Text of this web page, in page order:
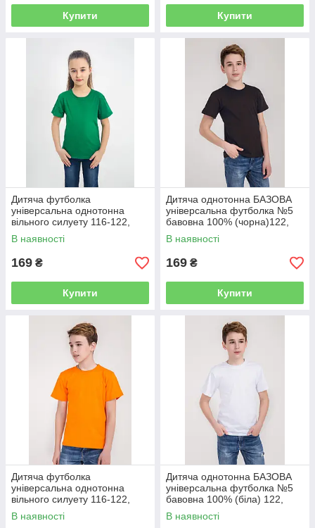
Купити Купити
Дитяча футболка
універсальна однотонна
вільного силуету 116-122,
128-134, 140-146, 152-158,
164-170 100% бавовна
В наявності
169 ₴
Купити
Дитяча однотонна БАЗОВА
універсальна футболка №5
бавовна 100% (чорна)122,
128-134, 140-146, 152-158,
164-170
В наявності
169 ₴
Купити
Дитяча футболка
універсальна однотонна
вільного силуету 116-122,
128-134, 140-146, 152-158,
164-170 100% бавовна
В наявності
Дитяча однотонна БАЗОВА
універсальна футболка №5
бавовна 100% (біла) 122,
128-134, 140-146, 152-158,
164-170
В наявності